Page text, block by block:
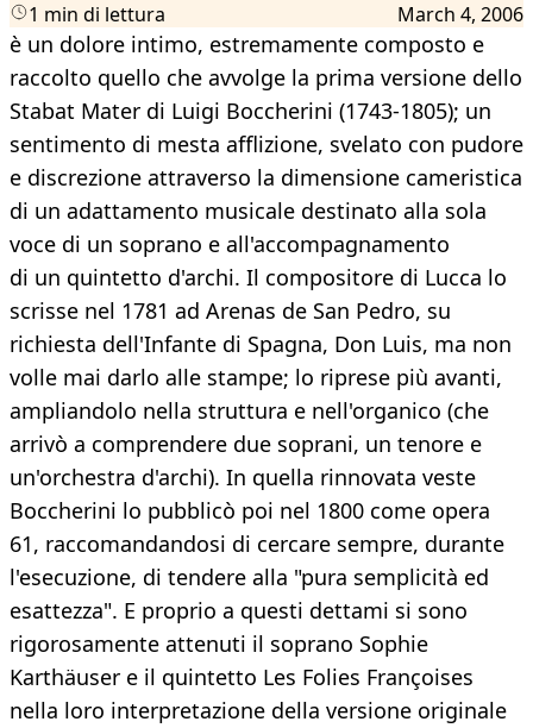
1 min di lettura March 4, 2006
è un dolore intimo, estremamente composto e
raccolto quello che avvolge la prima versione dello
Stabat Mater di Luigi Boccherini (1743-1805); un
sentimento di mesta afflizione, svelato con pudore
e discrezione attraverso la dimensione cameristica
di un adattamento musicale destinato alla sola
voce di un soprano e all'accompagnamento
di un quintetto d'archi. Il compositore di Lucca lo
scrisse nel 1781 ad Arenas de San Pedro, su
richiesta dell'Infante di Spagna, Don Luis, ma non
volle mai darlo alle stampe; lo riprese più avanti,
ampliandolo nella struttura e nell'organico (che
arrivò a comprendere due soprani, un tenore e
un'orchestra d'archi). In quella rinnovata veste
Boccherini lo pubblicò poi nel 1800 come opera
61, raccomandandosi di cercare sempre, durante
l'esecuzione, di tendere alla "pura semplicità ed
esattezza". E proprio a questi dettami si sono
rigorosamente attenuti il soprano Sophie
Karthäuser e il quintetto Les Folies Françoises
nella loro interpretazione della versione originale